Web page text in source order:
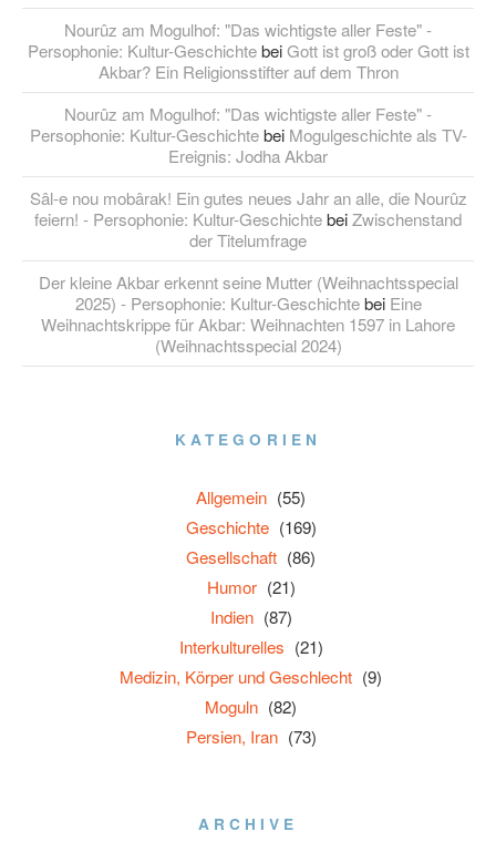
Nourûz am Mogulhof: "Das wichtigste aller Feste" -
Persophonie: Kultur-GeschichtebeiGott ist groß oder Gott ist
Akbar? Ein Religionsstifter auf dem Thron
Nourûz am Mogulhof: "Das wichtigste aller Feste" -
Persophonie: Kultur-Geschichtebei Mogulgeschichte als TV-
Ereignis: Jodha Akbar
Sâl-e nou mobârak! Ein gutes neues Jahr an alle, die Nourûz
feiern! - Persophonie: Kultur-GeschichtebeiZwischenstand
der Titelumfrage
Der kleine Akbar erkennt seine Mutter (Weihnachtsspecial
2025) - Persophonie: Kultur-Geschichtebei Eine
Weihnachtskrippe für Akbar: Weihnachten 1597 in Lahore
(Weihnachtsspecial 2024)
KATEGORIEN
Allgemein (55)
Geschichte (169)
Gesellschaft (86)
Humor (21)
Indien (87)
Interkulturelles (21)
Medizin, Körper und Geschlecht (9)
Moguln (82)
Persien, Iran (73)
ARCHIVE